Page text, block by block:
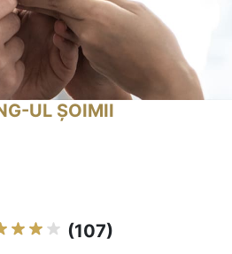
UL ȘOIMII
(107)